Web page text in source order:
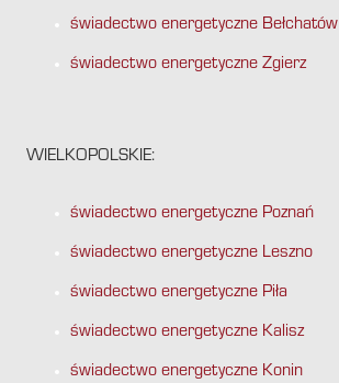
świadectwo energetyczne Bełchatów
świadectwo energetyczne Zgierz
WIELKOPOLSKIE:
świadectwo energetyczne Poznań
świadectwo energetyczne Leszno
świadectwo energetyczne Piła
świadectwo energetyczne Kalisz
świadectwo energetyczne Konin